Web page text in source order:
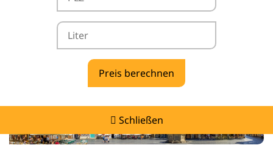
Schließen
Heizölpreise Almstedt -
vergleichen & günstig tanken